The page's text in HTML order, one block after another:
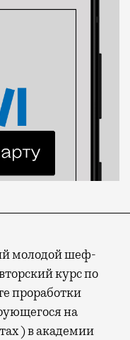
молодой шеф-
курс по
проработки
на
) в академии